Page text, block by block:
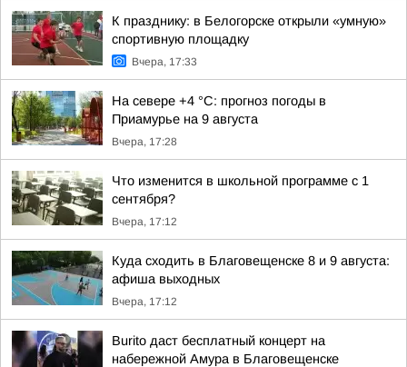
К празднику: в Белогорске открыли «умную»
спортивную площадку
Вчера, 17:33
На севере +4 °С: прогноз погоды в
Приамурье на 9 августа
Вчера, 17:28
Что изменится в школьной программе с 1
сентября?
Вчера, 17:12
Куда сходить в Благовещенске 8 и 9 августа:
афиша выходных
Вчера, 17:12
Burito даст бесплатный концерт на
набережной Амура в Благовещенске